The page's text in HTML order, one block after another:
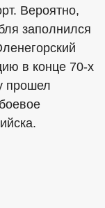
Вероятно,
заполнился
в конце 70-х
прошел